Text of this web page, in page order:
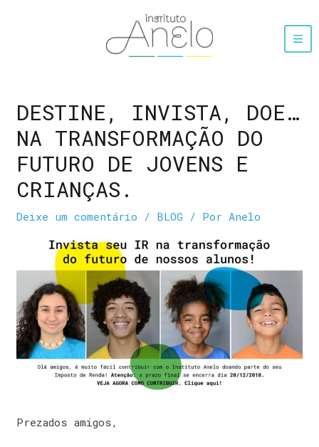
DESTINE, INVISTA, DOE…
NA TRANSFORMAÇÃO DO
FUTURO DE JOVENS E
CRIANÇAS.
Deixe um comentário / BLOG / PorAnelo
Prezados amigos,